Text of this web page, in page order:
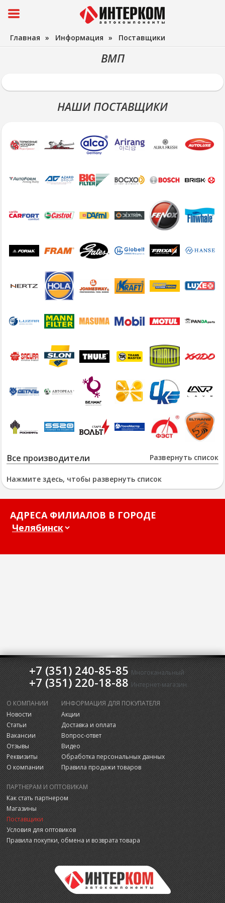
Главная » Информация » Поставщики
ВМП
НАШИ ПОСТАВЩИКИ
Развернуть список
Все производители
Нажмите здесь, чтобы развернуть список
АДРЕСА ФИЛИАЛОВ В ГОРОДЕ
+7 (351) 240-85-85 Многоканальный
+7 (351) 220-18-88 Интернет-магазин
О КОМПАНИИ
Новости
Статьи
Вакансии
Отзывы
Реквизиты
О компании
ИНФОРМАЦИЯ ДЛЯ ПОКУПАТЕЛЯ
Акции
Доставка и оплата
Вопрос-ответ
Видео
Обработка персональных данных
Правила продажи товаров
ПАРТНЕРАМ И ОПТОВИКАМ
Как стать партнером
Магазины
Поставщики
Условия для оптовиков
Правила покупки, обмена и возврата товара